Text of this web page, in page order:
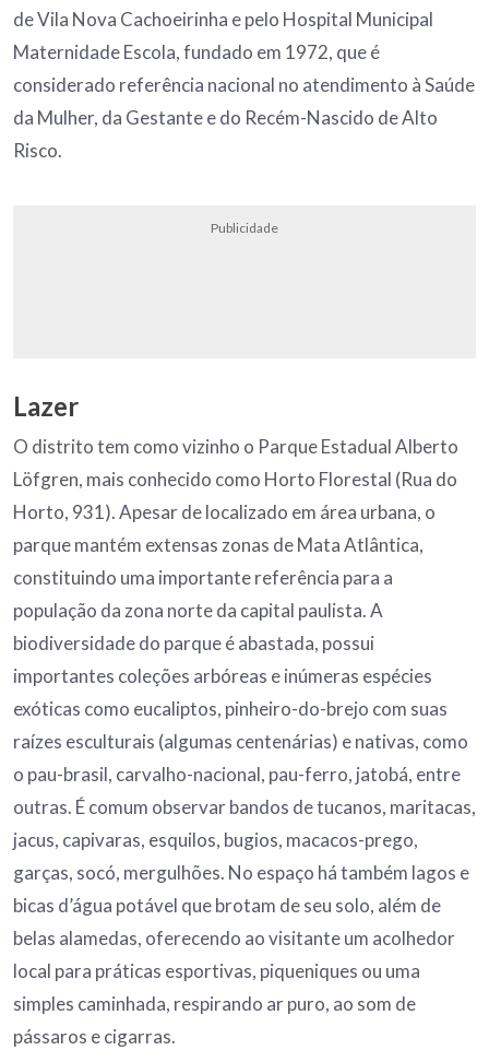
de Vila Nova Cachoeirinha e pelo Hospital Municipal
Maternidade Escola, fundado em 1972, que é
considerado referência nacional no atendimento à Saúde
da Mulher, da Gestante e do Recém-Nascido de Alto
Risco.
Publicidade
Lazer
O distrito tem como vizinho o Parque Estadual Alberto
Löfgren, mais conhecido como Horto Florestal (Rua do
Horto, 931). Apesar de localizado em área urbana, o
parque mantém extensas zonas de Mata Atlântica,
constituindo uma importante referência para a
população da zona norte da capital paulista. A
biodiversidade do parque é abastada, possui
importantes coleções arbóreas e inúmeras espécies
exóticas como eucaliptos, pinheiro-do-brejo com suas
raízes esculturais (algumas centenárias) e nativas, como
o pau-brasil, carvalho-nacional, pau-ferro, jatobá, entre
outras. É comum observar bandos de tucanos, maritacas,
jacus, capivaras, esquilos, bugios, macacos-prego,
garças, socó, mergulhões. No espaço há também lagos e
bicas d’água potável que brotam de seu solo, além de
belas alamedas, oferecendo ao visitante um acolhedor
local para práticas esportivas, piqueniques ou uma
simples caminhada, respirando ar puro, ao som de
pássaros e cigarras.